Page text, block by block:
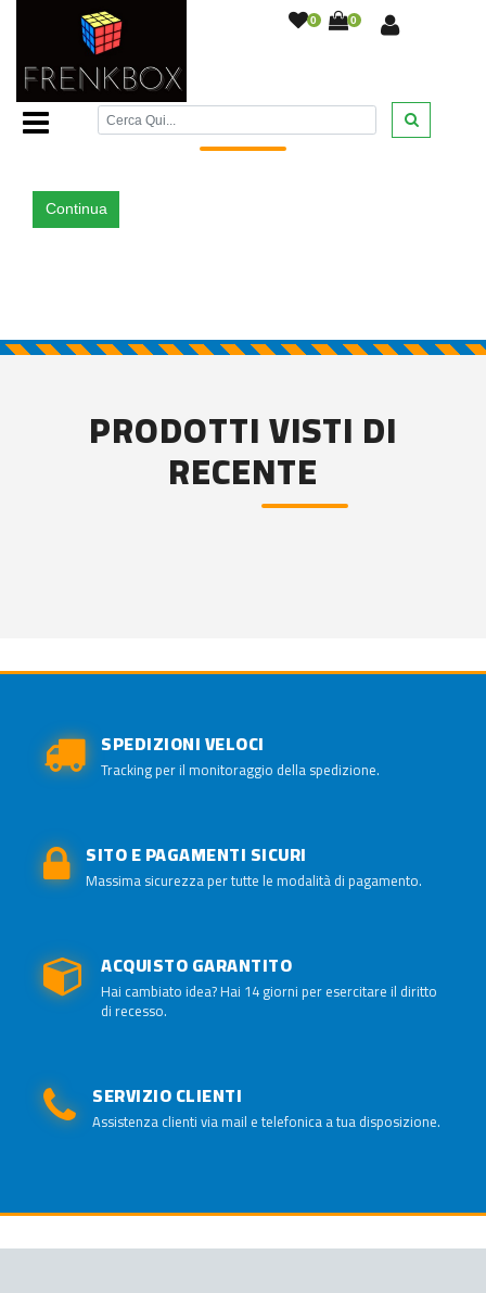
0 0
Home Page //
Continua
PRODOTTI VISTI DI
RECENTE
SPEDIZIONI VELOCI
Tracking per il monitoraggio della spedizione.
SITO E PAGAMENTI SICURI
Massima sicurezza per tutte le modalità di pagamento.
ACQUISTO GARANTITO
Hai cambiato idea? Hai 14 giorni per esercitare il diritto
di recesso.
SERVIZIO CLIENTI
Assistenza clienti via mail e telefonica a tua disposizione.